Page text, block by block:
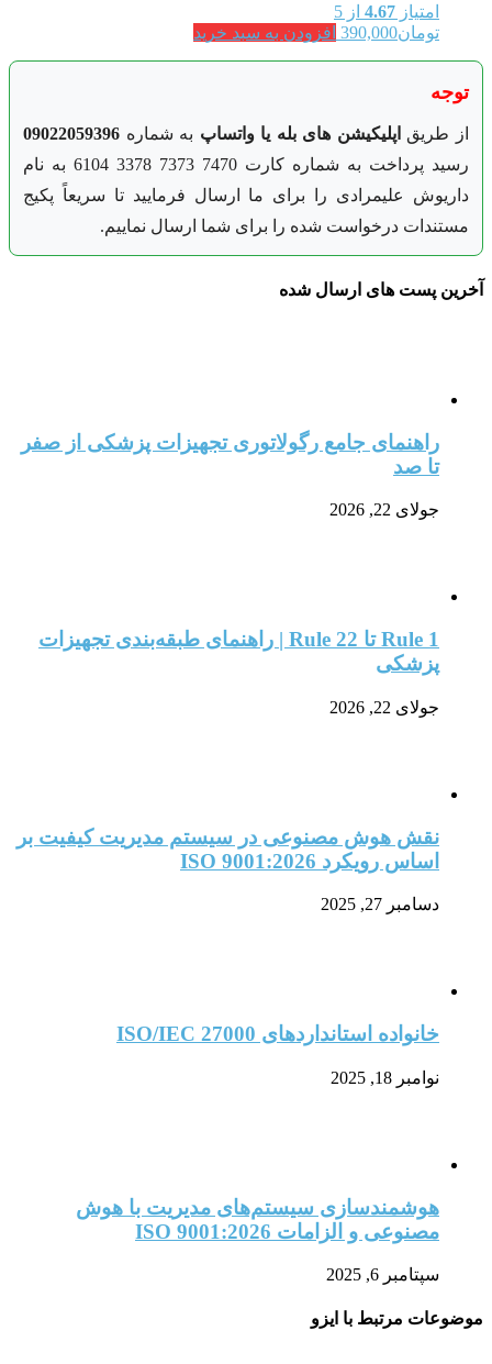
امتیاز 4.67 از 5
تومان390,000 افزودن به سبد خرید
توجه
از طریق اپلیکیشن های بله یا واتساپ به شماره 09022059396
رسید پرداخت به شماره کارت 7470 7373 3378 6104 به نام
داریوش علیمرادی را برای ما ارسال فرمایید تا سریعاً پکیج
مستندات درخواست شده را برای شما ارسال نماییم.
آخرین پست های ارسال شده
راهنمای جامع رگولاتوری تجهیزات پزشکی از صفر
تا صد
جولای 22, 2026
Rule 1 تا Rule 22 | راهنمای طبقه‌بندی تجهیزات
پزشکی
جولای 22, 2026
نقش هوش مصنوعی در سیستم مدیریت کیفیت بر
اساس رویکرد ISO 9001:2026
دسامبر 27, 2025
خانواده استانداردهای ISO/IEC 27000
نوامبر 18, 2025
هوشمندسازی سیستم‌های مدیریت با هوش
مصنوعی و الزامات ISO 9001:2026
سپتامبر 6, 2025
موضوعات مرتبط با ایزو